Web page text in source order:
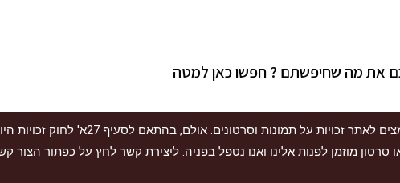
את מה שחיפשתם ? חפשו כאן למטה
| אתר "כרטיס הטבות" עושה את כל המאמצים לאתר
סרטון מוזמן לפנות אלינו ואנו נטפל בפניה. ליצירת קשר לחץ על כפתור הצור